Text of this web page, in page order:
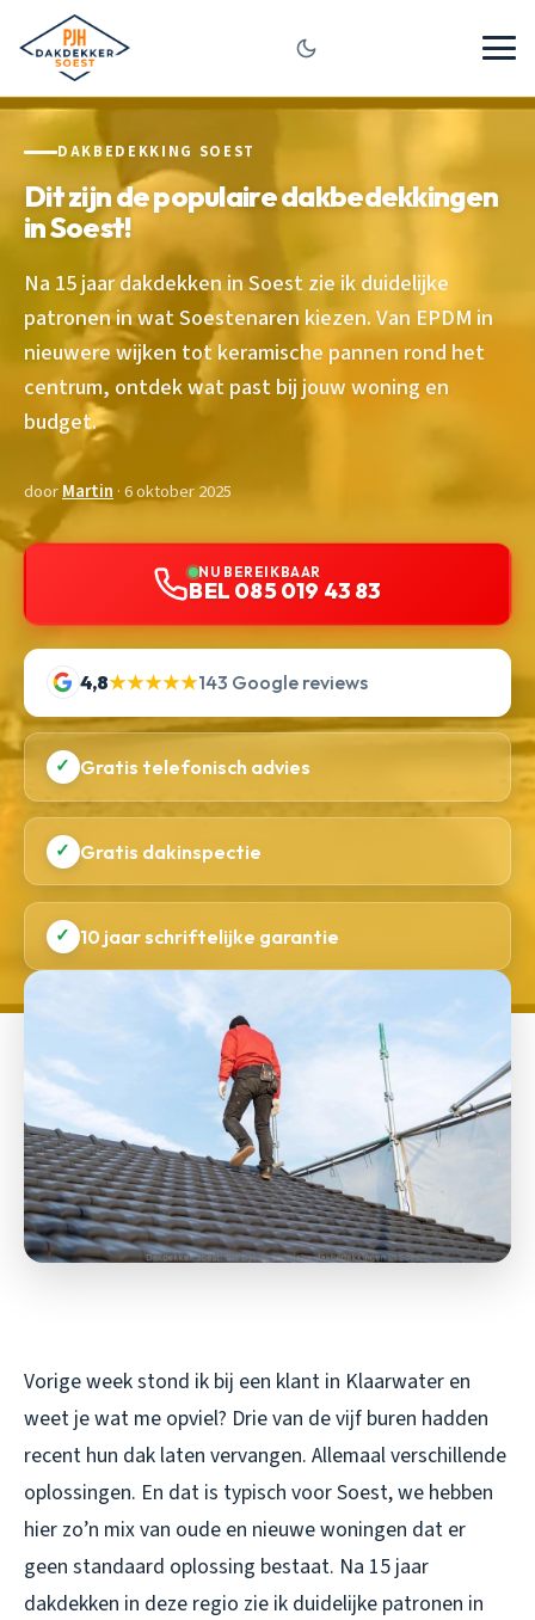
DAKBEDEKKING SOEST
Dit zijn de populaire dakbedekkingen
in Soest!
Na 15 jaar dakdekken in Soest zie ik duidelijke
patronen in wat Soestenaren kiezen. Van EPDM in
nieuwere wijken tot keramische pannen rond het
centrum, ontdek wat past bij jouw woning en
budget.
doorMartin · 6 oktober 2025
NU BEREIKBAAR
BEL 085 019 43 83
4,8★★★★★143 Google reviews
✓ Gratis telefonisch advies
✓ Gratis dakinspectie
✓ 10 jaar schriftelijke garantie
Vorige week stond ik bij een klant in Klaarwater en
weet je wat me opviel? Drie van de vijf buren hadden
recent hun dak laten vervangen. Allemaal verschillende
oplossingen. En dat is typisch voor Soest, we hebben
hier zo’n mix van oude en nieuwe woningen dat er
geen standaard oplossing bestaat. Na 15 jaar
dakdekken in deze regio zie ik duidelijke patronen in